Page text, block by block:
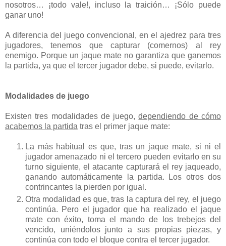
nosotros… ¡todo vale!, incluso la traición… ¡Sólo puede
ganar uno!
A diferencia del juego convencional, en el ajedrez para tres
jugadores, tenemos que capturar (comernos) al rey
enemigo. Porque un jaque mate no garantiza que ganemos
la partida, ya que el tercer jugador debe, si puede, evitarlo.
Modalidades de juego
Existen tres modalidades de juego,dependiendo de cómo
acabemos la partida tras el primer jaque mate:
La más habitual es que, tras un jaque mate, si ni el
jugador amenazado ni el tercero pueden evitarlo en su
turno siguiente, el atacante capturará el rey jaqueado,
ganando automáticamente la partida. Los otros dos
contrincantes la pierden por igual.
Otra modalidad es que, tras la captura del rey, el juego
continúa. Pero el jugador que ha realizado el jaque
mate con éxito, toma el mando de los trebejos del
vencido, uniéndolos junto a sus propias piezas, y
continúa con todo el bloque contra el tercer jugador.